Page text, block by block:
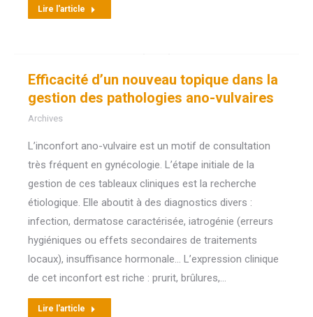
Lire l'article
Efficacité d’un nouveau topique dans la
gestion des pathologies ano-vulvaires
Archives
L’inconfort ano-vulvaire est un motif de consultation
très fréquent en gynécologie. L’étape initiale de la
gestion de ces tableaux cliniques est la recherche
étiologique. Elle aboutit à des diagnostics divers :
infection, dermatose caractérisée, iatrogénie (erreurs
hygiéniques ou effets secondaires de traitements
locaux), insuffisance hormonale… L’expression clinique
de cet inconfort est riche : prurit, brûlures,…
Lire l'article